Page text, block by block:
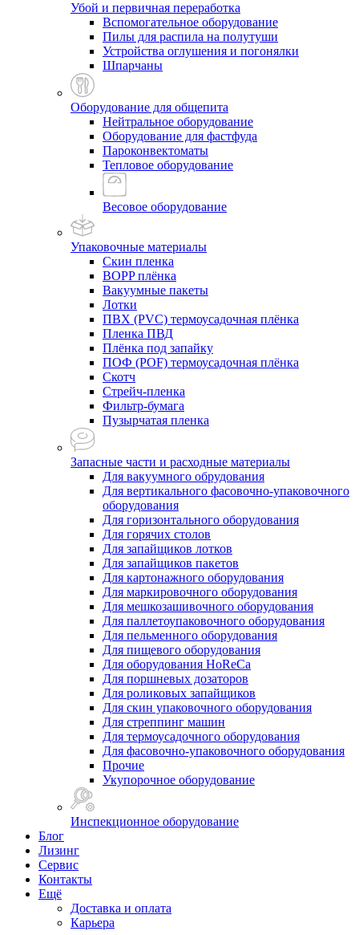
Убой и первичная переработка
Вспомогательное оборудование
Пилы для распила на полутуши
Устройства оглушения и погонялки
Шпарчаны
Оборудование для общепита
Нейтральное оборудование
Оборудование для фастфуда
Пароконвектоматы
Тепловое оборудование
Весовое оборудование
Упаковочные материалы
Скин пленка
BOPP плёнка
Вакуумные пакеты
Лотки
ПВХ (PVC) термоусадочная плёнка
Пленка ПВД
Плёнка под запайку
ПОФ (POF) термоусадочная плёнка
Скотч
Стрейч-пленка
Фильтр-бумага
Пузырчатая пленка
Запасные части и расходные материалы
Для вакуумного обрудования
Для вертикального фасовочно-упаковочного
оборудования
Для горизонтального оборудования
Для горячих столов
Для запайщиков лотков
Для запайщиков пакетов
Для картонажного оборудования
Для маркировочного оборудования
Для мешкозашивочного оборудования
Для паллетоупаковочного оборудования
Для пельменного оборудования
Для пищевого оборудования
Для оборудования HoReCa
Для поршневых дозаторов
Для роликовых запайщиков
Для скин упаковочного оборудования
Для стреппинг машин
Для термоусадочного оборудования
Для фасовочно-упаковочного оборудования
Прочие
Укупорочное оборудование
Инспекционное оборудование
Блог
Лизинг
Сервис
Контакты
Ещё
Доставка и оплата
Карьера